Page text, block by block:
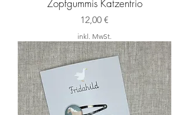
Zopfgummis Katzentrio
Preis
12,00 €
inkl. MwSt.